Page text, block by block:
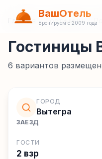
ВашОтель
Бронируем с 2009 года
Главная / Гостиницы /
Гостиницы
6 вариантов
ГОРОД
Вытегра
ЗАЕЗД
ГОСТИ
2 взр